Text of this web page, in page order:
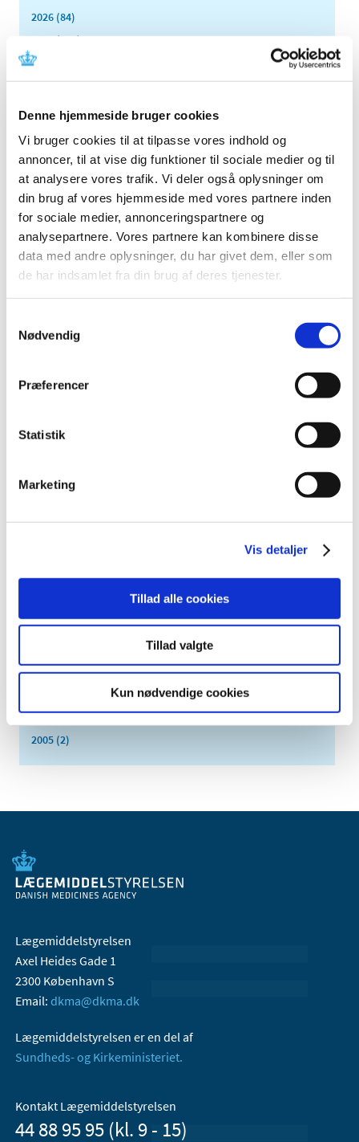
Denne hjemmeside bruger cookies
Vi bruger cookies til at tilpasse vores indhold og
annoncer, til at vise dig funktioner til sociale medier og til
at analysere vores trafik. Vi deler også oplysninger om
din brug af vores hjemmeside med vores partnere inden
for sociale medier, annonceringspartnere og
analysepartnere. Vores partnere kan kombinere disse
data med andre oplysninger, du har givet dem, eller som
de har indsamlet fra din brug af deres tjenester.
Nødvendig
Præferencer
Statistik
Marketing
Vis detaljer
Tillad alle cookies
Tillad valgte
Kun nødvendige cookies
2026 (84)
2025 (158)
2024 (224)
2023 (195)
2020 (263)
december (24)
november (33)
oktober (20)
september (20)
august (17)
juli (11)
juni (21)
april (24)
februar (12)
2016 (167)
2012 (44)
2010 (7)
2008 (8)
2006 (9)
2005 (2)
Lægemiddelstyrelsen
Axel Heides Gade 1
2300 København S
Email: dkma@dkma.dk
Lægemiddelstyrelsen er en del af
Sundheds- og Kirkeministeriet.
Kontakt Lægemiddelstyrelsen
44 88 95 95 (kl. 9 - 15)